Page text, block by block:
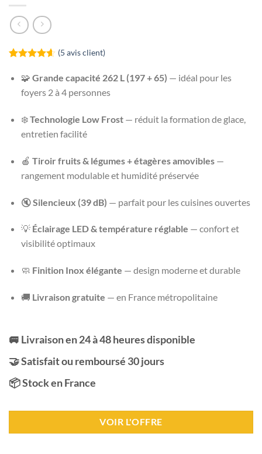
sur 5 basé
notations
(5 avis client)
🧩 Grande capacité 262 L (197 + 65) — idéal pour les
foyers 2 à 4 personnes
❄️Technologie Low Frost— réduit la formation de glace,
entretien facilité
🍎 Tiroir fruits & légumes + étagères amovibles—
rangement modulable et humidité préservée
🔇Silencieux (39 dB) — parfait pour les cuisines ouvertes
💡 Éclairage LED & température réglable — confort et
visibilité optimaux
🧼 Finition Inox élégante — design moderne et durable
🚚 Livraison gratuite — en France métropolitaine
🚐 Livraison en 24 à 48 heures disponible
🤝 Satisfait ou remboursé 30 jours
📦 Stock en France
VOIR L'OFFRE